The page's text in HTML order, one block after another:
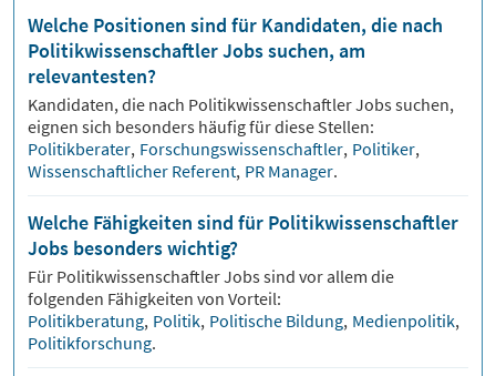
Welche Positionen sind für Kandidaten, die nach
Politikwissenschaftler Jobs suchen, am
relevantesten?
Kandidaten, die nach PolitikwissenschaftlerJobs suchen,
eignen sich besonders häufig für diese Stellen:
Politikberater, Forschungswissenschaftler, Politiker,
Wissenschaftlicher Referent, PR Manager.
Welche Fähigkeiten sind für Politikwissenschaftler
Jobs besonders wichtig?
Für PolitikwissenschaftlerJobs sind vor allem die
folgenden Fähigkeiten von Vorteil:
Politikberatung, Politik, Politische Bildung, Medienpolitik,
Politikforschung.